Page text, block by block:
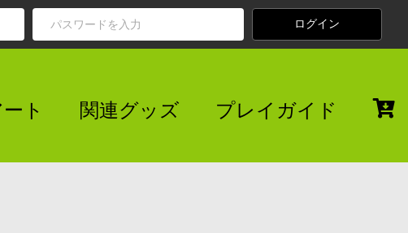
ト 関連グッズ プレイガイド